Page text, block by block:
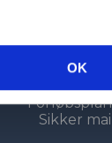
OK
LUP
Sikker mail